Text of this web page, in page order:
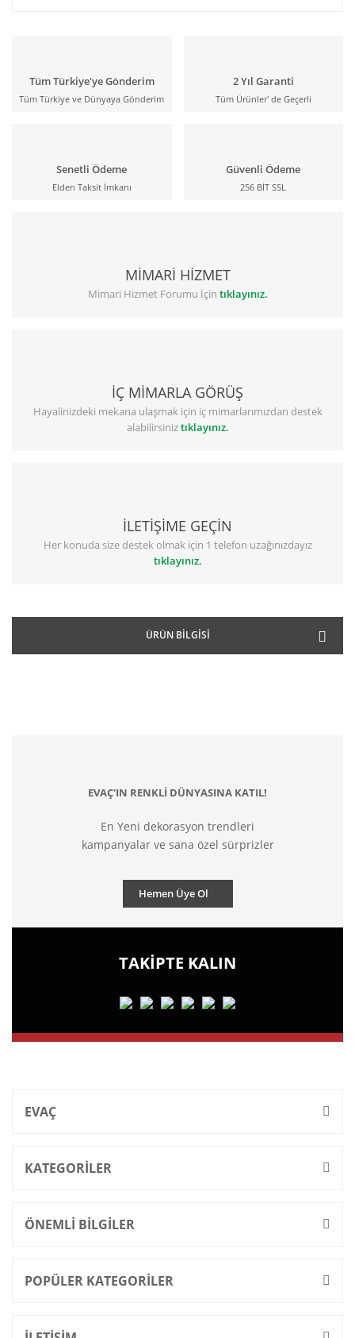
Tüm Türkiye'ye Gönderim
Tüm Türkiye ve Dünyaya Gönderim
2 Yıl Garanti
Tüm Ürünler' de Geçerli
Senetli Ödeme
Elden Taksit İmkanı
Güvenli Ödeme
256 BİT SSL
MİMARİ HİZMET
Mimari Hizmet Forumu İçin tıklayınız.
İÇ MİMARLA GÖRÜŞ
Hayalinizdeki mekana ulaşmak için iç mimarlarımızdan destek
alabilirsiniztıklayınız.
İLETİŞİME GEÇİN
Her konuda size destek olmak için 1 telefon uzağınızdayız
tıklayınız.
ÜRÜN BILGISI
EVAÇ'IN RENKLİ DÜNYASINA KATIL!
En Yeni dekorasyon trendleri
kampanyalar ve sana özel sürprizler
Hemen Üye Ol
TAKİPTE KALIN
EVAÇ
KATEGORİLER
ÖNEMLİ BİLGİLER
POPÜLER KATEGORİLER